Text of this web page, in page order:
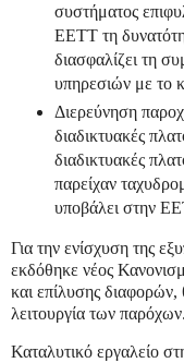
συστήματος
ΕΕΤΤ τη
διασφαλίζει τη
υπηρεσιών με το
Διερεύνηση
διαδικτυακές
διαδικτυακές
παρείχαν
υποβάλει στην
Για την ενίσχυση της
εκδόθηκε νέος
και επίλυσης διαφορών,
λειτουργία των παρόχων.
Καταλυτικό εργαλείο